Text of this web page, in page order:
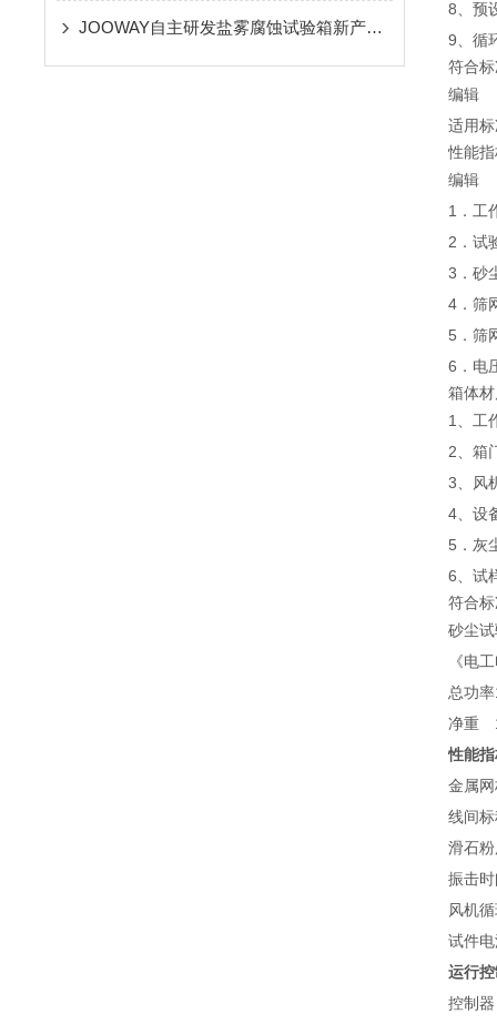
JOOWAY自主研发盐雾腐蚀试验箱新产物怎样博得市场
8、预
9、循
符合
编辑
适用
性能
编辑
1．工
2．试
3．砂
4．筛
5．筛
6．电
箱体
1、工
2、箱
3、风
4、设
5．灰
6、试
符合
砂尘
《电
总功率
净重
性能
金属
线间
滑石
振击
风机
试件
运行
控制器